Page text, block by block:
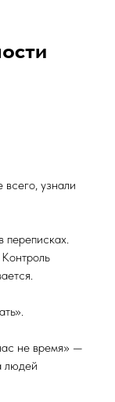
узнали
переписках.
не время» —
людей